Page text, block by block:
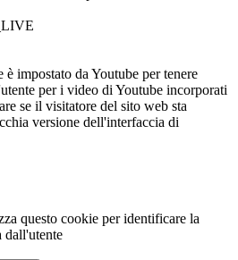
è impostato da Youtube per tenere
per i video di Youtube incorporati
se il visitatore del sito web sta
versione dell'interfaccia di
questo cookie per identificare la
dall'utente